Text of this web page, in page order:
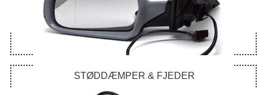
STØDDÆMPER & FJEDER